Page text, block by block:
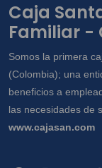
Caja
Familiar -
Somos la primera
(Colombia); una
beneficios a
las necesidades de
www.cajasan.com